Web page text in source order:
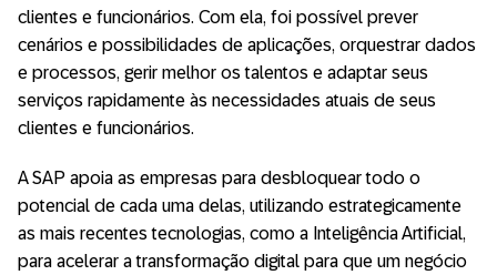
clientes e funcionários. Com ela, foi possível prever
cenários e possibilidades de aplicações, orquestrar dados
e processos, gerir melhor os talentos e adaptar seus
serviços rapidamente às necessidades atuais de seus
clientes e funcionários.
A SAP apoia as empresas para desbloquear todo o
potencial de cada uma delas, utilizando estrategicamente
as mais recentes tecnologias, como a Inteligência Artificial,
para acelerar a transformação digital para que um negócio